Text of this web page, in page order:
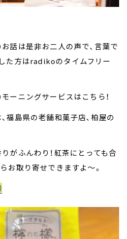
話は是非お二人の声で、言葉で
た方はradikoのタイムフリー
ーニングサービスはこちら！
福島県の老舗和菓子店、柏屋の
がふんわり！紅茶にとっても合
お取り寄せできますよ～。